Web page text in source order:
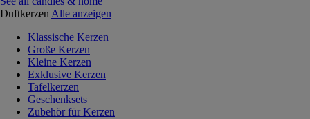
Duftkerzen Alle anzeigen
Klassische Kerzen
Große Kerzen
Kleine Kerzen
Exklusive Kerzen
Tafelkerzen
Geschenksets
Zubehör für Kerzen